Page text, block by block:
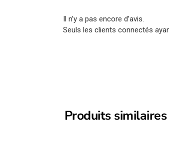
Il n’y a pas encore d’avis.
Seuls les clients connectés
Produits similaires